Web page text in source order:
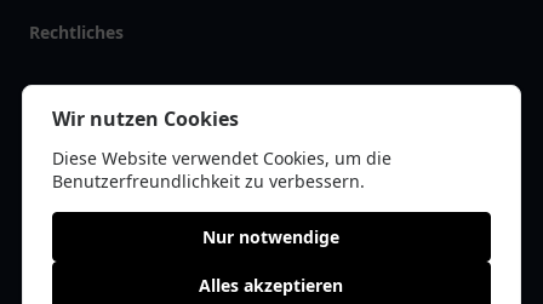
Rechtliches
Impressum
Datenschutz
Kontakt
Wir nutzen Cookies
Diese Website verwendet Cookies, um die
Benutzerfreundlichkeit zu verbessern.
Nur notwendige
Alles akzeptieren